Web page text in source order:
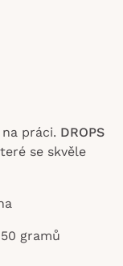
práci. DROPS
se skvěle
gramů